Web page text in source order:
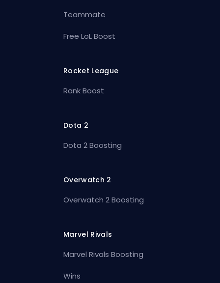
Teammate
Free LoL Boost
Rocket League
Rank Boost
Dota 2
Dota 2 Boosting
Overwatch 2
Overwatch 2 Boosting
Marvel Rivals
Marvel Rivals Boosting
Wins